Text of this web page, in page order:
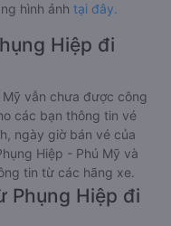
hình ảnh tại đây.
Hiệp đi
vẫn chưa được công
các bạn thông tin vé
ngày giờ bán vé của
Hiệp - Phú Mỹ và
tin từ các hãng xe.
Phụng Hiệp đi